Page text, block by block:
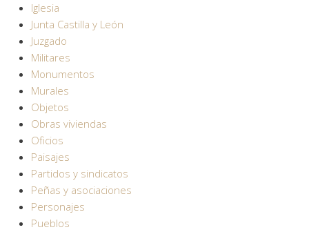
Iglesia
Junta Castilla y León
Juzgado
Militares
Monumentos
Murales
Objetos
Obras viviendas
Oficios
Paisajes
Partidos y sindicatos
Peñas y asociaciones
Personajes
Pueblos